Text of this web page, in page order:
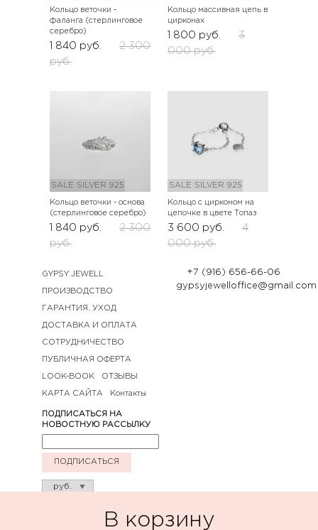
В корзину
Кольцо веточки -
фаланга (стерлинговое
серебро)
1 840 руб.
2 300
руб.
Кольцо массивная цепь в
цирконах
1 800 руб.
3
000 руб.
SALE SILVER 925
Кольцо веточки - основа
(стерлинговое серебро)
1 840 руб.
2 300
руб.
SALE SILVER 925
Кольцо с цирконом на
цепочке в цвете Топаз
3 600 руб.
4
000 руб.
GYPSY JEWELL
ПРОИЗВОДСТВО
ГАРАНТИЯ. УХОД
ДОСТАВКА И ОПЛАТА
СОТРУДНИЧЕСТВО
ПУБЛИЧНАЯ ОФЕРТА
LOOK-BOOK ОТЗЫВЫ
КАРТА САЙТА Контакты
+7 (916) 656-66-06
gypsyjewelloffice@gmail.com
ПОДПИСАТЬСЯ НА
НОВОСТНУЮ РАССЫЛКУ
ПОДПИСАТЬСЯ